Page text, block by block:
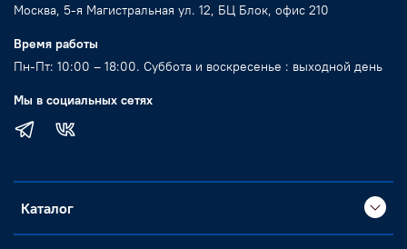
Москва, 5-я Магистральная ул. 12, БЦ Блок, офис 210
Время работы
Пн-Пт: 10:00 – 18:00. Суббота и воскресенье : выходной день
Мы в социальных сетях
Каталог